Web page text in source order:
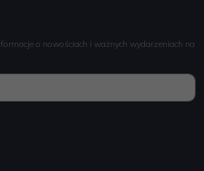
o nowościach i ważnych wydarzeniach na